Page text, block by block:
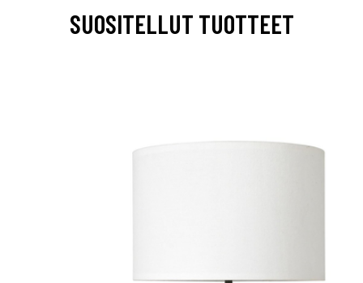
SUOSITELLUT TUOTTEET